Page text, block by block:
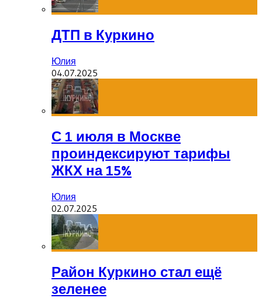
ДТП в Куркино
Юлия
04.07.2025
С 1 июля в Москве
проиндексируют тарифы
ЖКХ на 15%
Юлия
02.07.2025
Район Куркино стал ещё
зеленее